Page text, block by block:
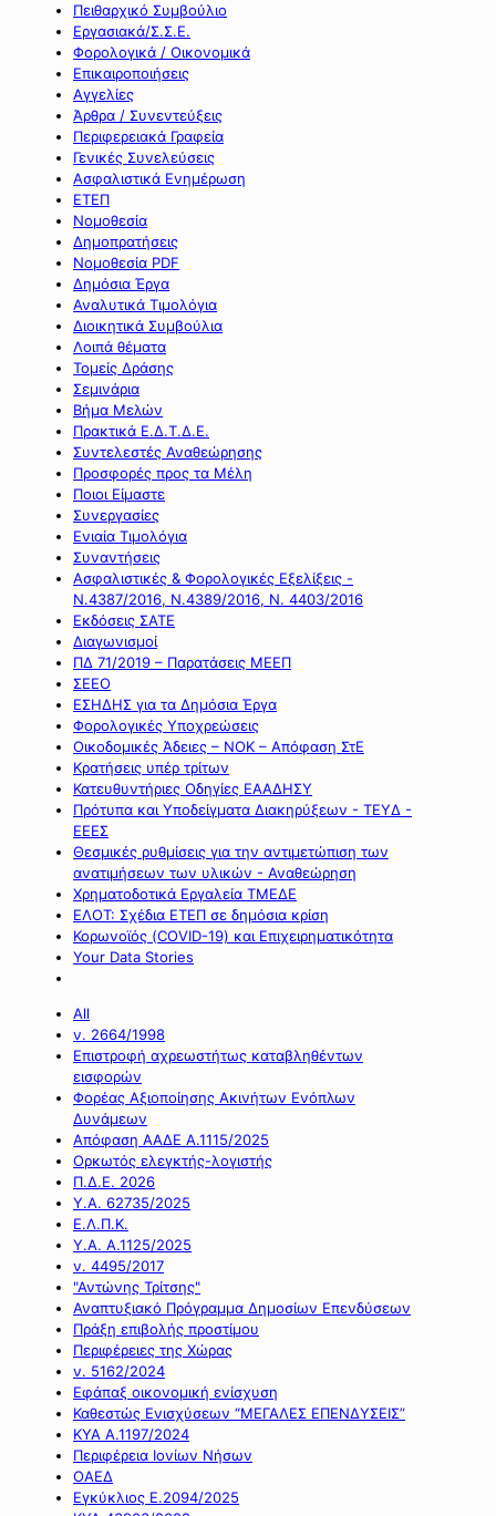
Πειθαρχικό Συμβούλιο
Εργασιακά/Σ.Σ.Ε.
Φορολογικά / Οικονομικά
Επικαιροποιήσεις
Αγγελίες
Άρθρα / Συνεντεύξεις
Περιφερειακά Γραφεία
Γενικές Συνελεύσεις
Ασφαλιστικά Ενημέρωση
ΕΤΕΠ
Νομοθεσία
Δημοπρατήσεις
Νομοθεσία PDF
Δημόσια Έργα
Αναλυτικά Τιμολόγια
Διοικητικά Συμβούλια
Λοιπά θέματα
Τομείς Δράσης
Σεμινάρια
Βήμα Μελών
Πρακτικά Ε.Δ.Τ.Δ.Ε.
Συντελεστές Αναθεώρησης
Προσφορές προς τα Μέλη
Ποιοι Είμαστε
Συνεργασίες
Ενιαία Τιμολόγια
Συναντήσεις
Ασφαλιστικές & Φορολογικές Εξελίξεις -
Ν.4387/2016, Ν.4389/2016, Ν. 4403/2016
Εκδόσεις ΣΑΤΕ
Διαγωνισμοί
ΠΔ 71/2019 – Παρατάσεις ΜΕΕΠ
ΣΕΕΟ
ΕΣΗΔΗΣ για τα Δημόσια Έργα
Φορολογικές Υποχρεώσεις
Οικοδομικές Άδειες – ΝΟΚ – Απόφαση ΣτΕ
Κρατήσεις υπέρ τρίτων
Κατευθυντήριες Οδηγίες ΕΑΑΔΗΣΥ
Πρότυπα και Υποδείγματα Διακηρύξεων - ΤΕΥΔ -
ΕΕΕΣ
Θεσμικές ρυθμίσεις για την αντιμετώπιση των
ανατιμήσεων των υλικών - Αναθεώρηση
Χρηματοδοτικά Εργαλεία ΤΜΕΔΕ
ΕΛΟΤ: Σχέδια ΕΤΕΠ σε δημόσια κρίση
Κορωνοϊός (COVID-19) και Επιχειρηματικότητα
Your Data Stories
All
ν. 2664/1998
Επιστροφή αχρεωστήτως καταβληθέντων
εισφορών
Φορέας Αξιοποίησης Ακινήτων Ενόπλων
Δυνάμεων
Απόφαση ΑΑΔΕ Α.1115/2025
Ορκωτός ελεγκτής-λογιστής
Π.Δ.Ε. 2026
Υ.Α. 62735/2025
Ε.Λ.Π.Κ.
Υ.Α. Α.1125/2025
ν. 4495/2017
"Αντώνης Τρίτσης"
Αναπτυξιακό Πρόγραμμα Δημοσίων Επενδύσεων
Πράξη επιβολής προστίμου
Περιφέρειες της Χώρας
ν. 5162/2024
Εφάπαξ οικονομική ενίσχυση
Καθεστώς Ενισχύσεων “ΜΕΓΑΛΕΣ ΕΠΕΝΔΥΣΕΙΣ”
ΚΥΑ Α.1197/2024
Περιφέρεια Ιονίων Νήσων
ΟΑΕΔ
Εγκύκλιος Ε.2094/2025